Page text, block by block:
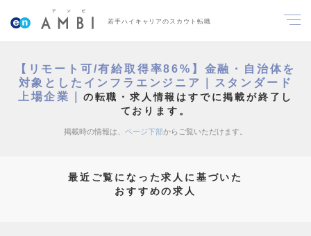
若手ハイキャリアのスカウト転職
【リモート可/有給取得率86%】金融・自治体を
対象としたインフラエンジニア｜スタンダード
上場企業｜ の転職・求人情報はすでに掲載が終了し
ております。
掲載時の情報は、 ページ下部からご覧いただけます。
最近ご覧になった求人に基づいた
おすすめの求人